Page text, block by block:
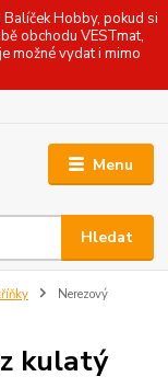
Hobby, pokud si
obchodu VESTmat,
možné vydat i mimo
Menu
Hledat
Nerezový
kulatý